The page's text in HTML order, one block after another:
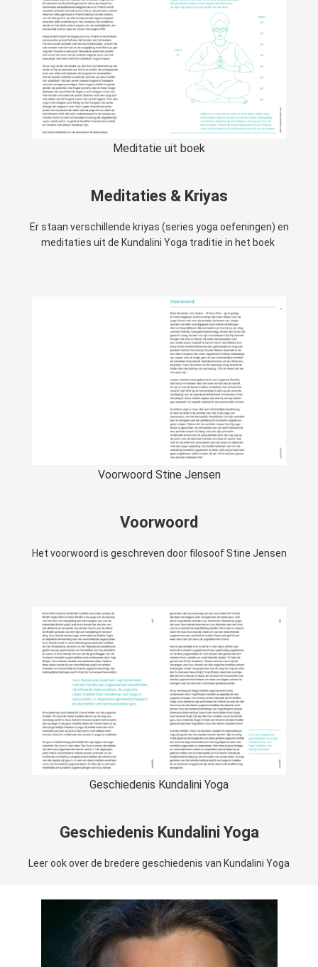
Meditatie uit boek
Meditaties & Kriyas
Er staan verschillende kriyas (series yoga oefeningen) en
meditaties uit de Kundalini Yoga traditie in het boek
Voorwoord Stine Jensen
Voorwoord
Het voorwoord is geschreven door filosoof Stine Jensen
Geschiedenis Kundalini Yoga
Geschiedenis Kundalini Yoga
Leer ook over de bredere geschiedenis van Kundalini Yoga